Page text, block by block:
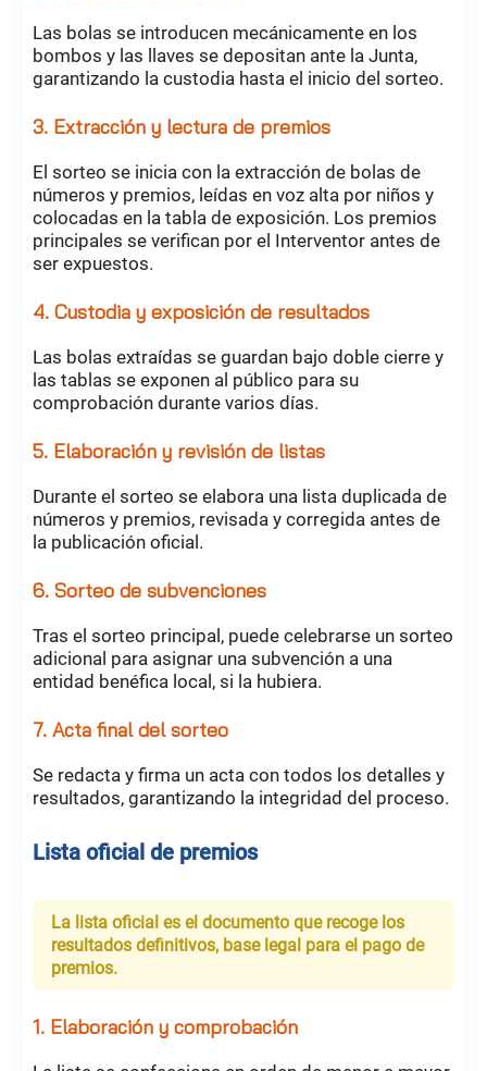
Las bolas se introducen mecánicamente en los
bombos y las llaves se depositan ante la Junta,
garantizando la custodia hasta el inicio del sorteo.
3. Extracción y lectura de premios
El sorteo se inicia con la extracción de bolas de
números y premios, leídas en voz alta por niños y
colocadas en la tabla de exposición. Los premios
principales se verifican por el Interventor antes de
ser expuestos.
4. Custodia y exposición de resultados
Las bolas extraídas se guardan bajo doble cierre y
las tablas se exponen al público para su
comprobación durante varios días.
5. Elaboración y revisión de listas
Durante el sorteo se elabora una lista duplicada de
números y premios, revisada y corregida antes de
la publicación oficial.
6. Sorteo de subvenciones
Tras el sorteo principal, puede celebrarse un sorteo
adicional para asignar una subvención a una
entidad benéfica local, si la hubiera.
7. Acta final del sorteo
Se redacta y firma un acta con todos los detalles y
resultados, garantizando la integridad del proceso.
Lista oficial de premios
La lista oficial es el documento que recoge los
resultados definitivos, base legal para el pago de
premios.
1. Elaboración y comprobación